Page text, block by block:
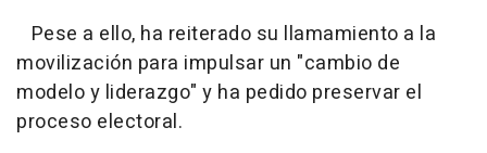
Pese a ello, ha reiterado su llamamiento a la
movilización para impulsar un "cambio de
modelo y liderazgo" y ha pedido preservar el
proceso electoral.